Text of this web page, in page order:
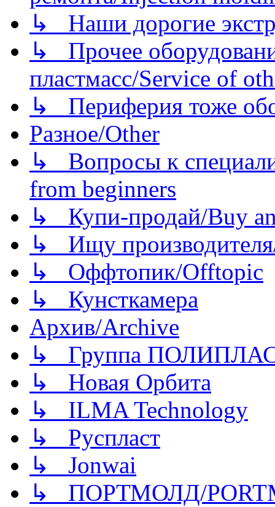
↳ Наши дорогие
↳ Прочее
пластмасс/Service of
↳ Периферия тоже
Разное/Other
↳ Вопросы к
from beginners
↳ Купи-продай/Buy
↳ Ищу
↳ Оффтопик/Offtopic
↳ Кунсткамера
Архив/Archive
↳ Группа
↳ Новая Орбита
↳ ILMA Technology
↳ Руспласт
↳ Jonwai
↳ ПОРТМОЛД/